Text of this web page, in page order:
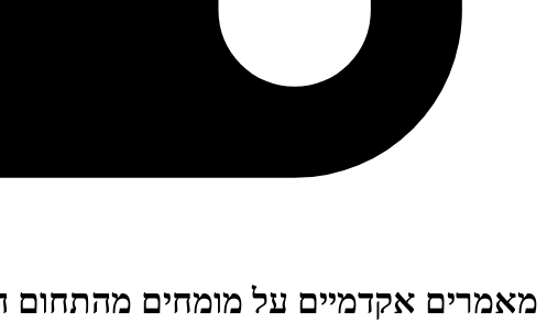
מאמרים אקדמיים על מומחים מהתחום